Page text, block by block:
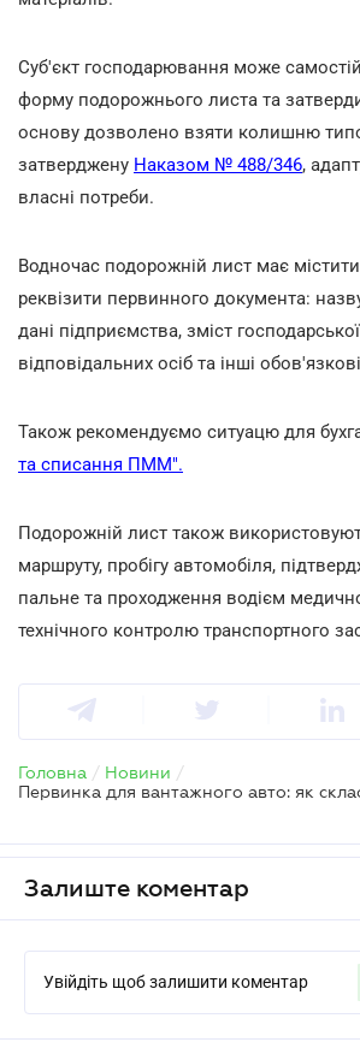
матеріалів.
Суб'єкт господарювання може
форму подорожнього листа та
основу дозволено взяти колишню
затверджену Наказом № 488/346,
власні потреби.
Водночас подорожній лист має містити
реквізити первинного документа:
дані підприємства, зміст господарської
відповідальних осіб та інші
Також рекомендуємо ситуацю для
та списання ПММ".
Подорожній лист також
маршруту, пробігу автомобіля,
пальне та проходження водієм
технічного контролю транспортного
Головна / Новини /
Залиште коментар
Увійдіть щоб залишити коментар